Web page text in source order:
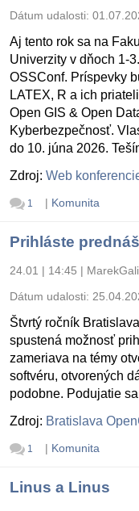
Dátum udalosti:
Aj tento rok sa na
Univerzity v dňoch 1-
OSSConf. Príspevky
LATEX, R a ich
Open GIS & Open
Kyberbezpečnosť.
do 10. júna 2026.
Zdroj: Web
1 | Komunita
Prihláste
24.01 | 14:45 |
Dátum udalosti:
Štvrtý ročník
spustená možnosť
zameriava na témy
softvéru, otvorených
podobne. Podujatie
Zdroj: Bratislava
1 | Komunita
Linus a Linus